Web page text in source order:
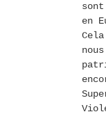
en